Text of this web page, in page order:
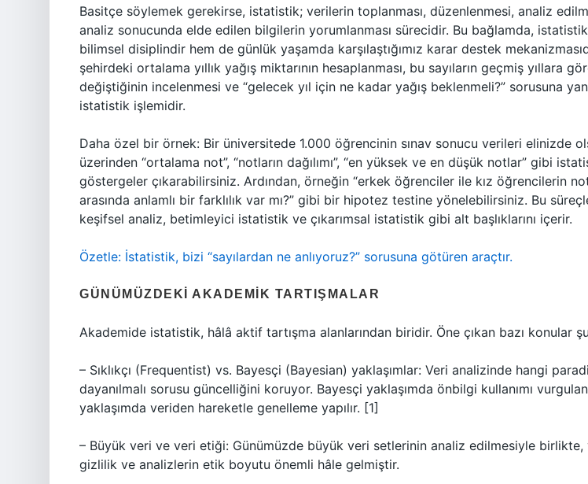
Basitçe söylemek gerekirse, istatistik; verilerin toplanması, düzenlenmesi, analiz
analiz sonucunda elde edilen bilgilerin yorumlanması sürecidir. Bu bağlamda,
bilimsel disiplindir hem de günlük yaşamda karşılaştığımız karar destek
şehirdeki ortalama yıllık yağış miktarının hesaplanması, bu sayıların geçmiş yıllara
değiştiğinin incelenmesi ve “gelecek yıl için ne kadar yağış beklenmeli?” sorusuna
istatistik işlemidir.
Daha özel bir örnek: Bir üniversitede 1.000 öğrencinin sınav sonucu verileri elinizde
üzerinden “ortalama not”, “notların dağılımı”, “en yüksek ve en düşük notlar” gibi
göstergeler çıkarabilirsiniz. Ardından, örneğin “erkek öğrenciler ile kız öğrencilerin
arasında anlamlı bir farklılık var mı?” gibi bir hipotez testine yönelebilirsiniz. Bu
keşifsel analiz, betimleyici istatistik ve çıkarımsal istatistik gibi alt başlıklarını içerir.
Özetle: İstatistik, bizi “sayılardan ne anlıyoruz?” sorusuna götüren araçtır.
GÜNÜMÜZDEKI AKADEMIK TARTIŞMALAR
Akademide istatistik, hâlâ aktif tartışma alanlarından biridir. Öne çıkan bazı konular
– Sıklıkçı (Frequentist) vs. Bayesçi (Bayesian) yaklaşımlar: Veri analizinde hangi
dayanılmalı sorusu güncelliğini koruyor. Bayesçi yaklaşımda önbilgi kullanımı
yaklaşımda veriden hareketle genelleme yapılır. [1]
– Büyük veri ve veri etiği: Günümüzde büyük veri setlerinin analiz edilmesiyle birlikte,
gizlilik ve analizlerin etik boyutu önemli hâle gelmiştir.